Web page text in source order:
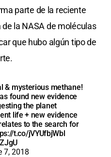
parte de la reciente
la NASA de moléculas
que hubo algún tipo de
& mysterious methane!
found new evidence
the planet
life + new evidence
to the search for
t.co/jVYUfbjWbl
7, 2018